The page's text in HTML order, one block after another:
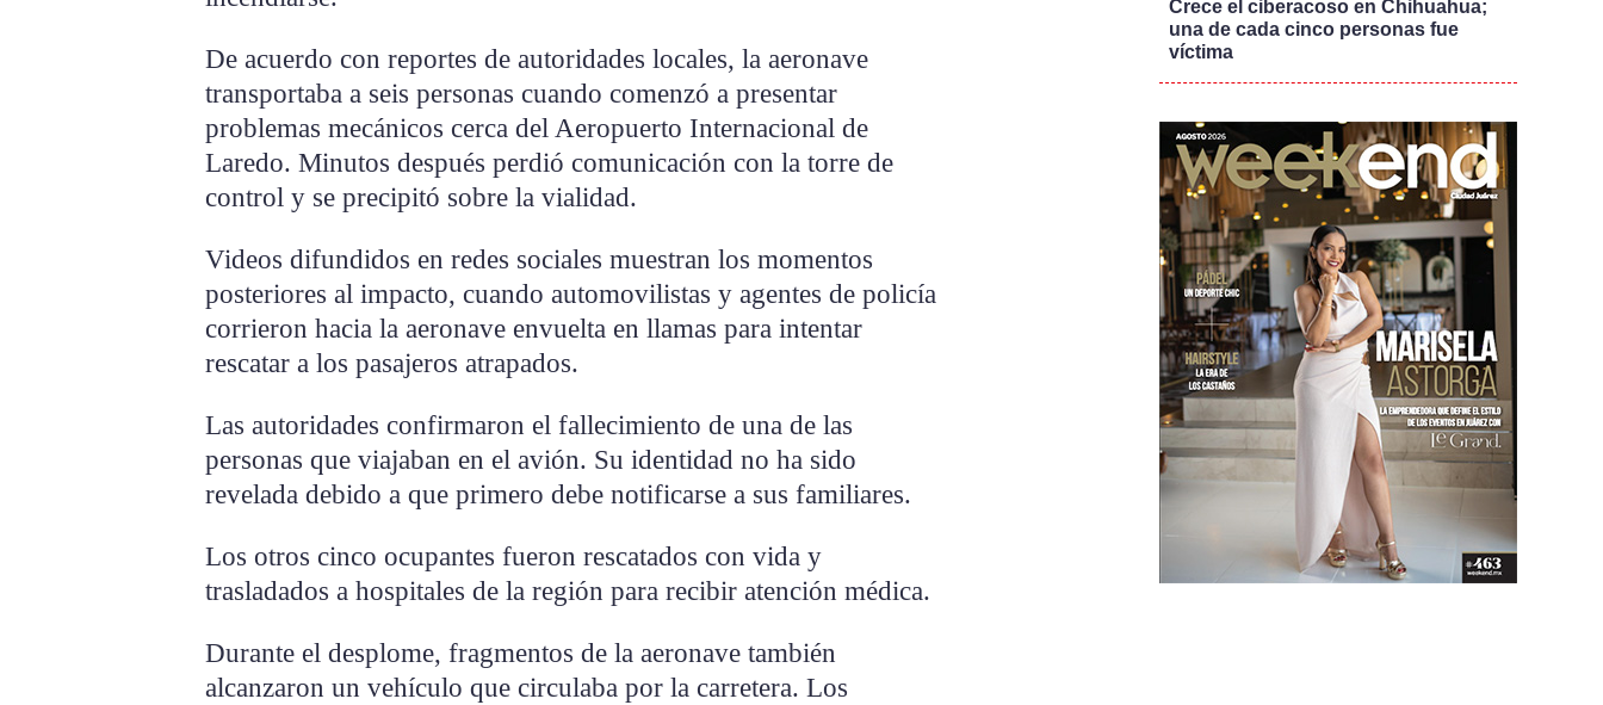
De acuerdo con reportes de autoridades locales, la aeronave
transportaba a seis personas cuando comenzó a presentar
problemas mecánicos cerca del Aeropuerto Internacional de
Laredo. Minutos después perdió comunicación con la torre de
control y se precipitó sobre la vialidad.
Videos difundidos en redes sociales muestran los momentos
posteriores al impacto, cuando automovilistas y agentes de policía
corrieron hacia la aeronave envuelta en llamas para intentar
rescatar a los pasajeros atrapados.
Las autoridades confirmaron el fallecimiento de una de las
personas que viajaban en el avión. Su identidad no ha sido
revelada debido a que primero debe notificarse a sus familiares.
Los otros cinco ocupantes fueron rescatados con vida y
trasladados a hospitales de la región para recibir atención médica.
Durante el desplome, fragmentos de la aeronave también
alcanzaron un vehículo que circulaba por la carretera. Los
Crece el ciberacoso en Chihuahua;
una de cada cinco personas fue
víctima